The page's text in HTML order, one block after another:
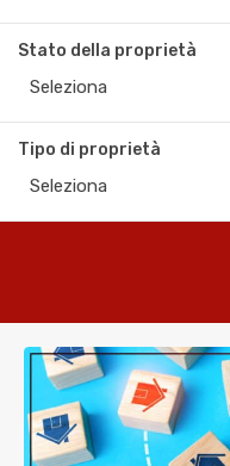
Stato della proprietà
Seleziona
Tipo di proprietà
Seleziona